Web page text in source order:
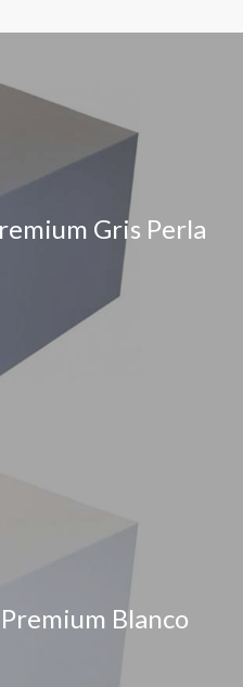
Gris Perla
Blanco